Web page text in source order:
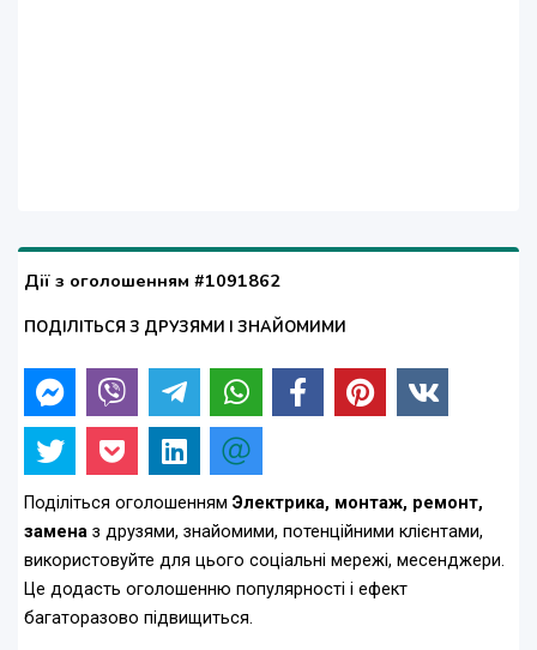
Дії з оголошенням #1091862
ПОДІЛІТЬСЯ З ДРУЗЯМИ І ЗНАЙОМИМИ
Поділіться оголошенням Электрика, монтаж, ремонт,
замена з друзями, знайомими, потенційними клієнтами,
використовуйте для цього соціальні мережі, месенджери.
Це додасть оголошенню популярності і ефект
багаторазово підвищиться.